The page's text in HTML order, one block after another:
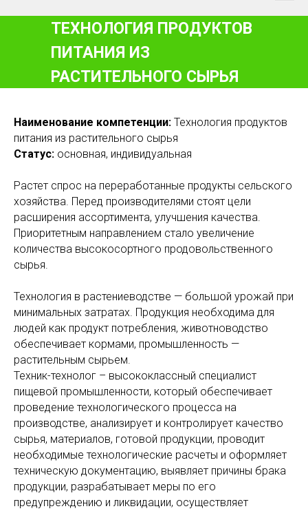
ТЕХНОЛОГИЯ ПРОДУКТОВ
ПИТАНИЯ ИЗ
РАСТИТЕЛЬНОГО СЫРЬЯ
Наименование компетенции: Технология продуктов
питания из растительного сырья
Статус: основная, индивидуальная
Растет спрос на переработанные продукты сельского
хозяйства. Перед производителями стоят цели
расширения ассортимента, улучшения качества.
Приоритетным направлением стало увеличение
количества высокосортного продовольственного
сырья.
Технология в растениеводстве — большой урожай при
минимальных затратах. Продукция необходима для
людей как продукт потребления, животноводство
обеспечивает кормами, промышленность —
растительным сырьем.
Техник-технолог – высококлассный специалист
пищевой промышленности, который обеспечивает
проведение технологического процесса на
производстве, анализирует и контролирует качество
сырья, материалов, готовой продукции, проводит
необходимые технологические расчеты и оформляет
техническую документацию, выявляет причины брака
продукции, разрабатывает меры по его
предупреждению и ликвидации, осуществляет